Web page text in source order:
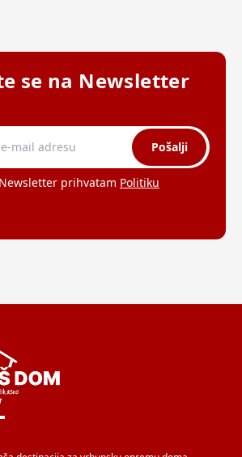
se na Newsletter
Pošalji
prihvatam Politiku